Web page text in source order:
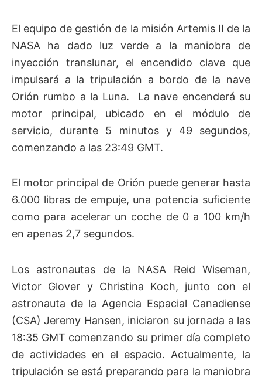
El equipo de gestión de la misión Artemis II de la
NASA ha dado luz verde a la maniobra de
inyección translunar, el encendido clave que
impulsará a la tripulación a bordo de la nave
Orión rumbo a la Luna. La nave encenderá su
motor principal, ubicado en el módulo de
servicio, durante 5 minutos y 49 segundos,
comenzando a las 23:49 GMT.
El motor principal de Orión puede generar hasta
6.000 libras de empuje, una potencia suficiente
como para acelerar un coche de 0 a 100 km/h
en apenas 2,7 segundos.
Los astronautas de la NASA Reid Wiseman,
Victor Glover y Christina Koch, junto con el
astronauta de la Agencia Espacial Canadiense
(CSA) Jeremy Hansen, iniciaron su jornada a las
18:35 GMT comenzando su primer día completo
de actividades en el espacio. Actualmente, la
tripulación se está preparando para la maniobra